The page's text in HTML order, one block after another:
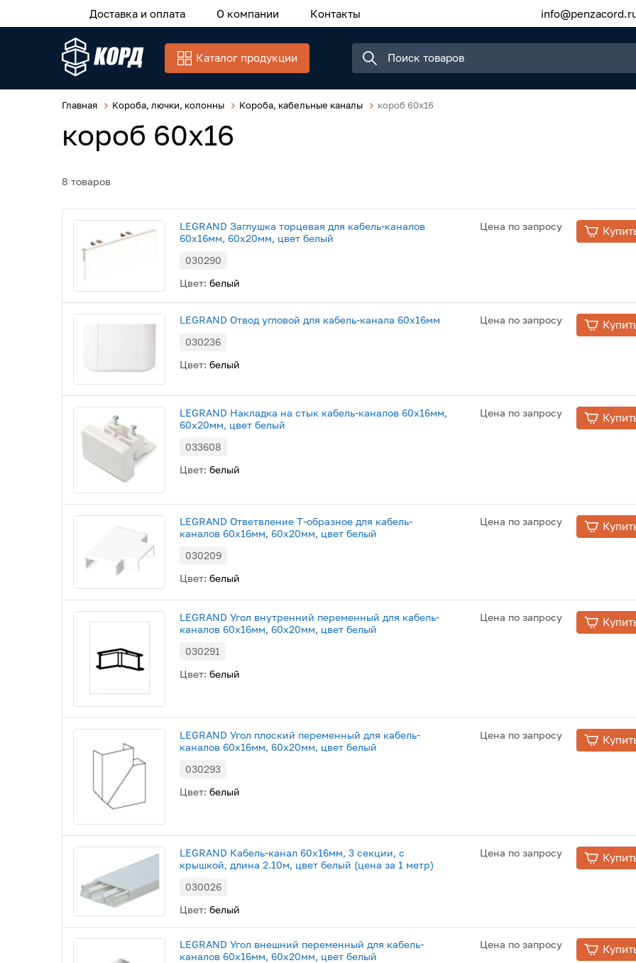
Доставка и оплата О компании Контакты
Каталог продукции
Главная Короба, лючки, колонны Короба, кабельные каналы короб 60x16
короб 60x16
8 товаров
LEGRAND Заглушка торцевая для кабель-каналов
60х16мм, 60х20мм, цвет белый
030290
Цвет: белый
Цена по запросу
LEGRAND Отвод угловой для кабель-канала 60x16мм
030236
Цвет: белый
Цена по запросу
LEGRAND Накладка на стык кабель-каналов 60х16мм,
60х20мм, цвет белый
033608
Цвет: белый
Цена по запросу
LEGRAND Ответвление Т-образное для кабель-
каналов 60х16мм, 60х20мм, цвет белый
030209
Цвет: белый
Цена по запросу
LEGRAND Угол внутренний переменный для кабель-
каналов 60х16мм, 60х20мм, цвет белый
030291
Цвет: белый
Цена по запросу
LEGRAND Угол плоский переменный для кабель-
каналов 60х16мм, 60х20мм, цвет белый
030293
Цвет: белый
Цена по запросу
LEGRAND Кабель-канал 60х16мм, 3 секции, с
крышкой, длина 2.10м, цвет белый (цена за 1 метр)
030026
Цвет: белый
Цена по запросу
LEGRAND Угол внешний переменный для кабель-
каналов 60х16мм, 60х20мм, цвет белый
Цена по запросу